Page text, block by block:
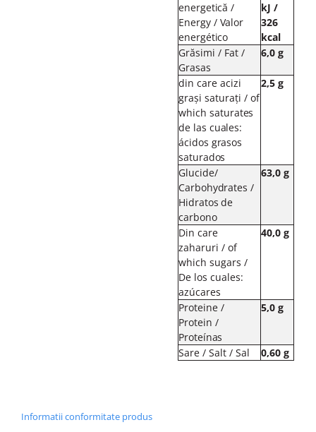
energetică /
Energy / Valor
energético
kJ /
326
kcal
Grăsimi / Fat /
Grasas
6,0g
din care acizi
graşi saturaţi / of
whichsaturates
de las cuales:
ácidos grasos
saturados
2,5g
Glucide/
Carbohydrates /
Hidratos de
carbono
63,0g
Din care
zaharuri / of
which sugars/
De los cuales:
azúcares
40,0g
Proteine /
Protein /
Proteínas
5,0g
Sare / Salt /Sal 0,60g
Informatii conformitate produs